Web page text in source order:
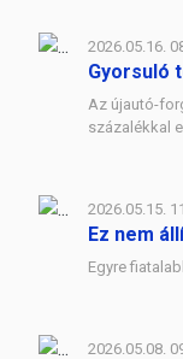
2026.05.16.
Gyorsuló
Az újautó-
százalékkal
2026.05.15.
Ez nem
Egyre
2026.05.08.